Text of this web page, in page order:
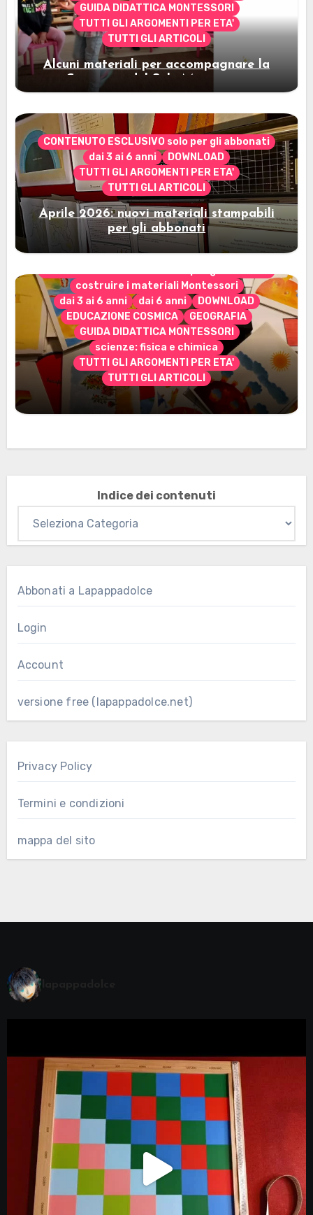
GUIDA DIDATTICA MONTESSORI
TUTTI GLI ARGOMENTI PER ETA'
TUTTI GLI ARTICOLI
Alcuni materiali per accompagnare la
Cerimonia del Sole Montessori
CONTENUTO ESCLUSIVO solo per gli abbonati
dai 3 ai 6 anni
DOWNLOAD
TUTTI GLI ARGOMENTI PER ETA'
TUTTI GLI ARTICOLI
Aprile 2026: nuovi materiali stampabili
per gli abbonati
costruire i materiali Montessori
dai 3 ai 6 anni
dai 6 anni
DOWNLOAD
EDUCAZIONE COSMICA
GEOGRAFIA
GUIDA DIDATTICA MONTESSORI
scienze: fisica e chimica
TUTTI GLI ARGOMENTI PER ETA'
TUTTI GLI ARTICOLI
Marzo 2026: nuovi materiali stampabili
per gli abbonati
Indice dei contenuti
Abbonati a Lapappadolce
Login
Account
versione free (lapappadolce.net)
Privacy Policy
Termini e condizioni
mappa del sito